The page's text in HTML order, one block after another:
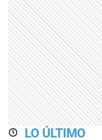
LO ÚLTIMO